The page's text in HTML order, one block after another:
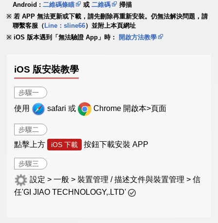
Android :二維碼條瞄 或二維碼
掃描
若 APP 無法更新或下載，請先刪除再重新安裝。仍無法解決問題，請
聯繫客服（ Line：sline66）並附上本頁網址
iOS 版本遇到「無法驗證 App」時：
開啟方法教學
iOS 版安裝教學
步驟一
使用 safari 或 Chrome 開啟本>頁面
步驟二
點擊上方 iOS 下載 按鈕下載安裝 APP
步驟三
設定 > 一般 > 裝置管理 / 描述文件與裝置管理 > 信
任'GI JIAO TECHNOLOGY,.LTD'